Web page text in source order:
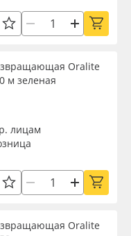
Oralite
м зеленая
лицам
Oralite